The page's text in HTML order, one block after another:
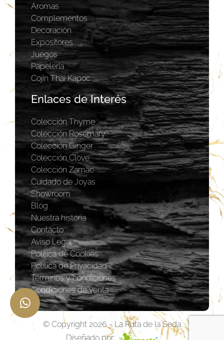
Aromas
Complementos
Decoración
Expositores
Juegos
Papelería
Cojín Thai Kapoc
Enlaces de Interés
Colección Thyme
Colección Rosemary
Coleccion Ginger
Colección Clove
Colección Zamac
Cuidado de Joyas
Showroom
Blog
Nuestra historia
Contacto
Aviso Legal
Política de Cookies
Política de Privacidad
Términos y condiciones
Condiciones de venta
© Copyright 2026 - La Ruta de la Seda
Diseñado por: